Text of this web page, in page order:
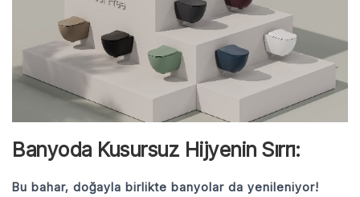
Banyoda Kusursuz Hijyenin Sırrı:
Bu bahar, doğayla birlikte banyolar da yenileniyor!